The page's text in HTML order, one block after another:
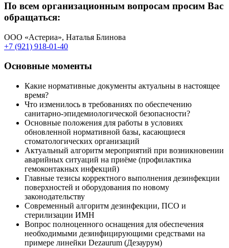
По всем организационным вопросам просим Вас
обращаться:
ООО «Астериа», Наталья Блинова
+7 (921) 918-01-40
Основные моменты
Какие нормативные документы актуальны в настоящее
время?
Что изменилось в требованиях по обеспечению
санитарно-эпидемиологической безопасности?
Основные положения для работы в условиях
обновленной нормативной базы, касающиеся
стоматологических организаций
Актуальный алгоритм мероприятий при возникновении
аварийных ситуаций на приёме (профилактика
гемоконтакных инфекций)
Главные тезисы корректного выполнения дезинфекции
поверхностей и оборудования по новому
законодательству
Современный алгоритм дезинфекции, ПСО и
стерилизации ИМН
Вопрос полноценного оснащения для обеспечения
необходимыми дезинфицирующими средствами на
примере линейки Dezaurum (Дезаурум)